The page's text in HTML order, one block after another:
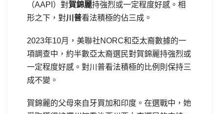
（AAPI）對賀錦麗持強烈或一定程度好感。相
形之下，對川普看法積極的佔三成。
2023年10月，美聯社NORC和亞太裔數據的一
項調查中，約半數亞太裔選民對賀錦麗持強烈或
一定程度好感。對川普看法積極的比例則保持三
成不變。
賀錦麗的父母來自牙買加和印度。在選戰中，她